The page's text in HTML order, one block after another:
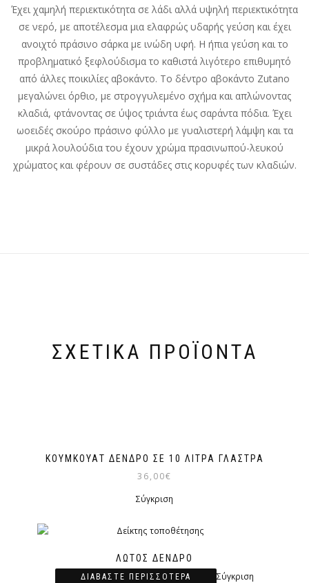
Έχει χαμηλή περιεκτικότητα σε λάδι αλλά υψηλή περιεκτικότητα
σε νερό, με αποτέλεσμα μια ελαφρώς υδαρής γεύση και έχει
ανοιχτό πράσινο σάρκα με ινώδη υφή. Η ήπια γεύση και το
προβληματικό ξεφλούδισμα το καθιστά λιγότερο επιθυμητό
από άλλες ποικιλίες αβοκάντο. Το δέντρο αβοκάντο Zutano
μεγαλώνει όρθιο, με στρογγυλεμένο σχήμα και απλώνοντας
κλαδιά, φτάνοντας σε ύψος τριάντα έως σαράντα πόδια. Έχει
ωοειδές σκούρο πράσινο φύλλο με γυαλιστερή λάμψη και τα
μικρά λουλούδια του έχουν χρώμα πρασινωπού-λευκού
χρώματος και φέρουν σε συστάδες στις κορυφές των κλαδιών.
ΣΧΕΤΙΚΆ ΠΡΟΪΌΝΤΑ
ΚΟΥΜΚΟΥΆΤ ΔΈΝΔΡΟ ΣΕ 10 ΛΊΤΡΑ ΓΛΆΣΤΡΑ
36,00€
Σύγκριση
ΛΩΤΌΣ ΔΈΝΔΡΟ
ΔΙΑΒΆΣΤΕ ΠΕΡΙΣΣΌΤΕΡΑ Σύγκριση